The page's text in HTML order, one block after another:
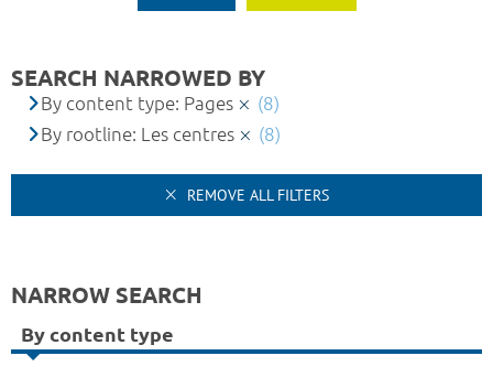
SEARCH NARROWED BY
By content type: Pages
(8)
By rootline: Les centres
(8)
REMOVE ALL FILTERS
NARROW SEARCH
By content type